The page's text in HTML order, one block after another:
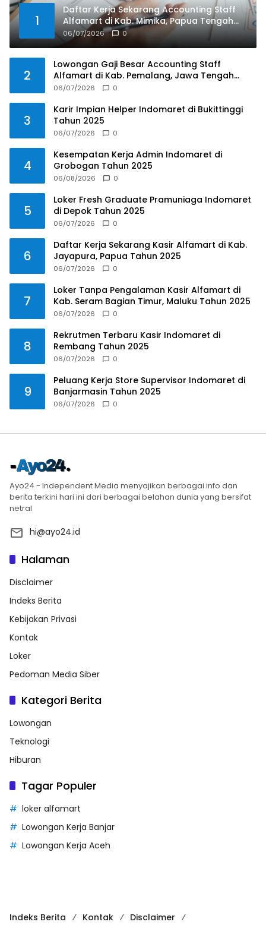
1
Daftar Kerja Sekarang Accounting Staff
Alfamart di Kab. Mimika, Papua Tengah
Tahun 2025
06/07/2026 0
2
Lowongan Gaji Besar Accounting Staff
Alfamart di Kab. Pemalang, Jawa Tengah
Tahun 2025
06/07/2026 0
3
Karir Impian Helper Indomaret di Bukittinggi
Tahun 2025
06/07/2026 0
4
Kesempatan Kerja Admin Indomaret di
Grobogan Tahun 2025
06/08/2026 0
5
Loker Fresh Graduate Pramuniaga Indomaret
di Depok Tahun 2025
06/07/2026 0
6
Daftar Kerja Sekarang Kasir Alfamart di Kab.
Jayapura, Papua Tahun 2025
06/07/2026 0
7
Loker Tanpa Pengalaman Kasir Alfamart di
Kab. Seram Bagian Timur, Maluku Tahun 2025
06/07/2026 0
8
Rekrutmen Terbaru Kasir Indomaret di
Rembang Tahun 2025
06/07/2026 0
9
Peluang Kerja Store Supervisor Indomaret di
Banjarmasin Tahun 2025
06/07/2026 0
Ayo24 - Independent Media menyajikan berbagai info dan
berita terkini hari ini dari berbagai belahan dunia yang bersifat
netral
hi@ayo24.id
Halaman
Disclaimer
Indeks Berita
Kebijakan Privasi
Kontak
Loker
Pedoman Media Siber
Kategori Berita
Lowongan
Teknologi
Hiburan
Tagar Populer
loker alfamart
Lowongan Kerja Banjar
Lowongan Kerja Aceh
Indeks Berita Kontak
Disclaimer